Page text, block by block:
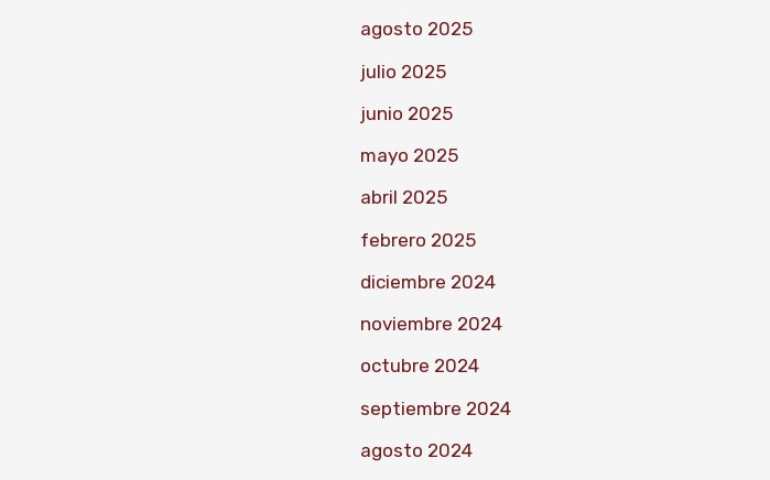
agosto 2025
julio 2025
junio 2025
mayo 2025
abril 2025
febrero 2025
diciembre 2024
noviembre 2024
octubre 2024
septiembre 2024
agosto 2024